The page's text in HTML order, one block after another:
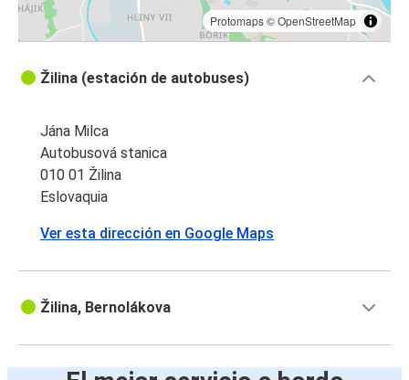
Protomaps©OpenStreetMap
Žilina (estación de autobuses)
Jána Milca
Autobusová stanica
010 01 Žilina
Eslovaquia
Ver esta dirección en Google Maps
Žilina, Bernolákova